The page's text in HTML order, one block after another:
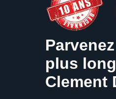
plus
Clement